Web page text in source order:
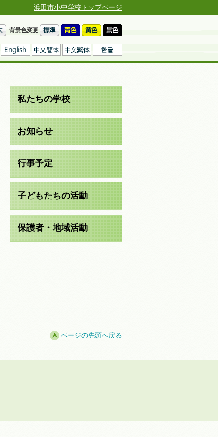
浜田市小中学校トップページ
背景色変更
私たちの学校
お知らせ
行事予定
子どもたちの活動
保護者・地域活動
ページの先頭へ戻る